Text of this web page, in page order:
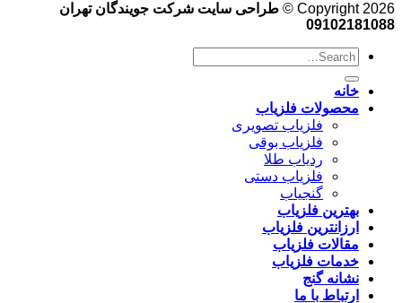
Copyright 2026 ©
طراحی سایت شرکت جویندگان تهران
09102181088
خانه
محصولات فلزیاب
فلزیاب تصویری
فلزیاب بوقی
ردیاب طلا
فلزیاب دستی
گنجیاب
بهترین فلزیاب
ارزانترین فلزیاب
مقالات فلزیاب
خدمات فلزیاب
نشانه گنج
ارتباط با ما